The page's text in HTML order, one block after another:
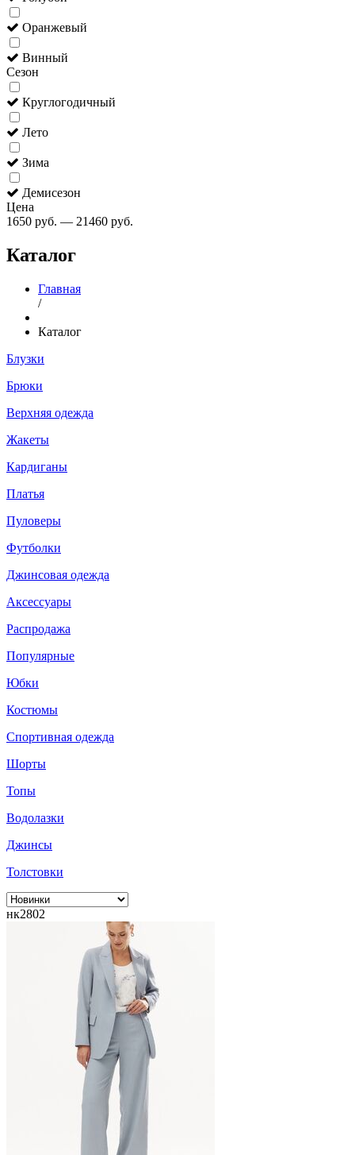
Оранжевый
Винный
Сезон
Круглогодичный
Лето
Зима
Демисезон
Цена
1650 руб. — 21460 руб.
Каталог
Главная
/
Каталог
Блузки
Брюки
Верхняя одежда
Жакеты
Кардиганы
Платья
Пуловеры
Футболки
Джинсовая одежда
Аксессуары
Распродажа
Популярные
Юбки
Костюмы
Спортивная одежда
Шорты
Топы
Водолазки
Джинсы
Толстовки
нк2802